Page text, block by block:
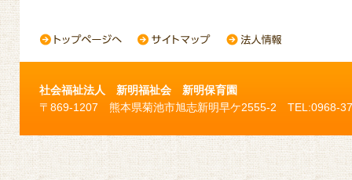
社会福祉法人 新明福祉会 新明保育園
〒869-1207 熊本県菊池市旭志新明早ケ2555-2 TEL:0968-